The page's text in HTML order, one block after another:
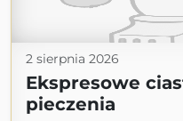
2 sierpnia 2026
Ekspresowe
pieczenia